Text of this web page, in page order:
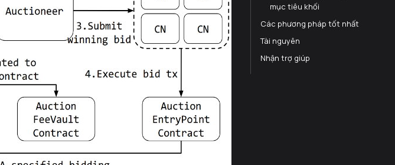
mục tiêu khối
Các phương pháp tốt nhất
Tài nguyên
Nhận trợ giúp